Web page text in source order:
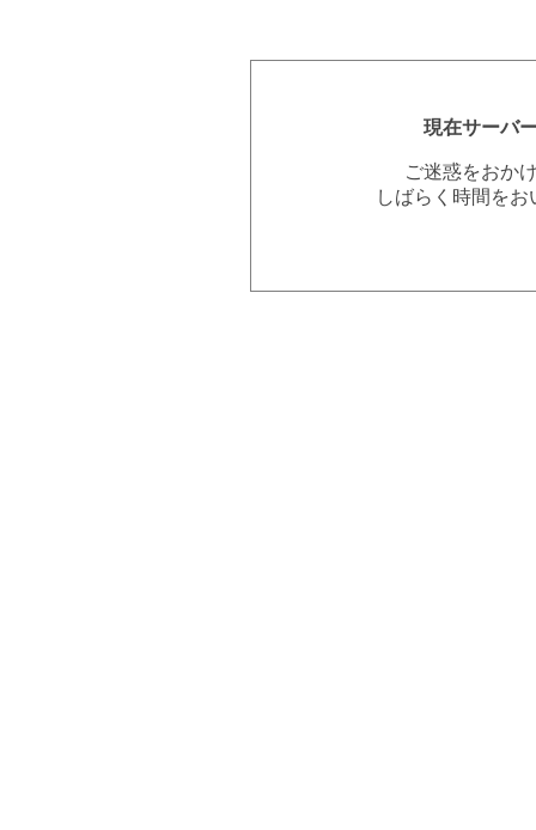
現在サーバ
ご迷惑をおか
しばらく時間を